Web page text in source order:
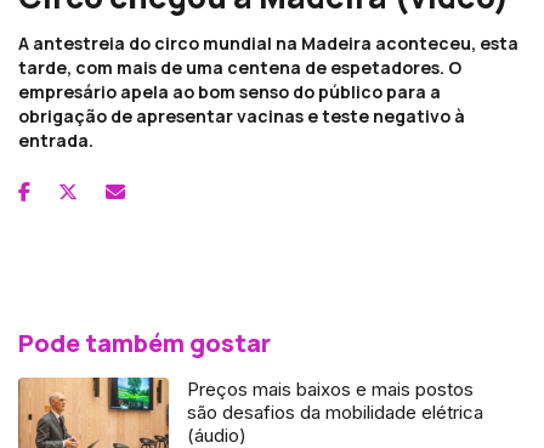
A antestreia do circo mundial na Madeira aconteceu, esta
tarde, com mais de uma centena de espetadores. O
empresário apela ao bom senso do público para a
obrigação de apresentar vacinas e teste negativo à
entrada.
Pode também gostar
Preços mais baixos e mais postos
são desafios da mobilidade elétrica
(áudio)